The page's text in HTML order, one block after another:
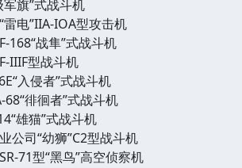
旗”式战斗机
雷电”IIA-IOA型攻击机
168“战隼”式战斗机
IIIF型战斗机
入侵者”式战斗机
68“徘徊者”式战斗机
雄猫”式战斗机
公司“幼狮”C2型战斗机
71型“黑鸟”高空侦察机